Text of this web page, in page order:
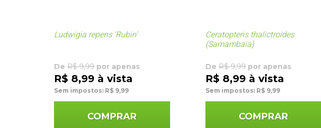
Ludwigia repens 'Rubin'
De R$ 9,99 por apenas
R$ 8,99 à vista
Sem impostos: R$ 9,99
COMPRAR
Ceratopteris thalictroides
(Samambaia)
De R$ 9,99 por apenas
R$ 8,99 à vista
Sem impostos: R$ 9,99
COMPRAR